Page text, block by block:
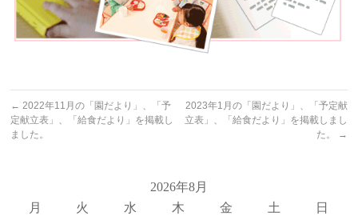
← 2022年11月の「園だより」、「予
定献立表」、「給食だより」を掲載し
ました。
2023年1月の「園だより」、「予定献
立表」、「給食だより」を掲載しまし
た。
→
2026年8月
月
火 水 木 金 土
日